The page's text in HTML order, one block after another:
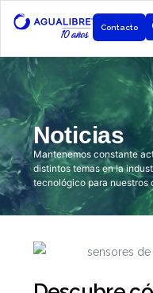
Contacto
Noticias
Mantenemos constante
distintos temas en la
tecnológico para nuestros